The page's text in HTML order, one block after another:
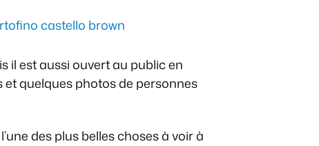
il est aussi ouvert au public en
et quelques photos de personnes
des plus belles choses à voir à